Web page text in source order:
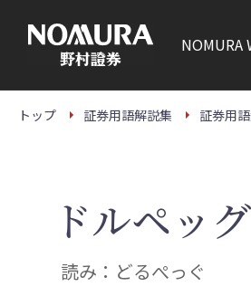
本
NOMURA
トップ 証券用語解説集 証券用
ドルペッグ
読み：どるぺっぐ